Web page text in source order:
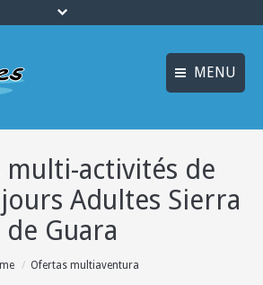
MENU
ESPAÑOL
ENGLISH
Idiomas_FR
ACCUEIL
ACTIVITÉS
CANYONING
MULTI AVENTURE
multi-activités de
Adultes Sierra
de Guara
Ofertas multiaventura